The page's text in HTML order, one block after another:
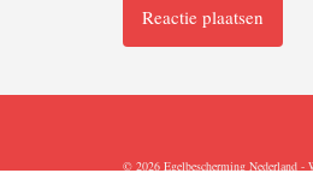
© 2026 Egelbescherming Nederland -